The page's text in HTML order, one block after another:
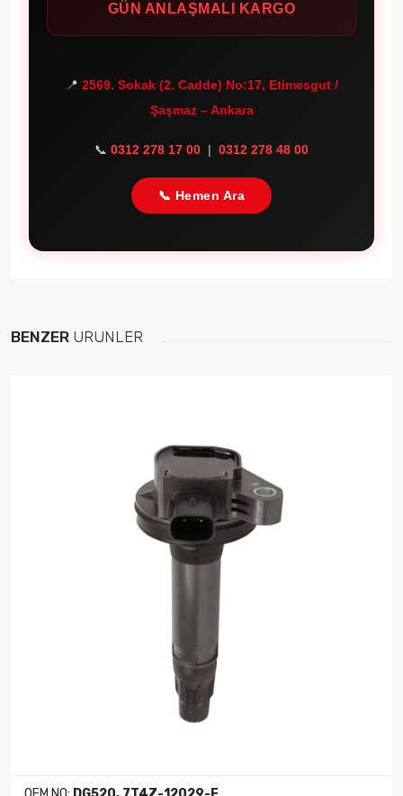
GÜN ANLAŞMALI KARGO
📍 2569. Sokak (2. Cadde) No:17, Etimesgut /
Şaşmaz – Ankara
📞 0312 278 17 00 | 0312 278 48 00
📞 Hemen Ara
BENZER ÜRÜNLER